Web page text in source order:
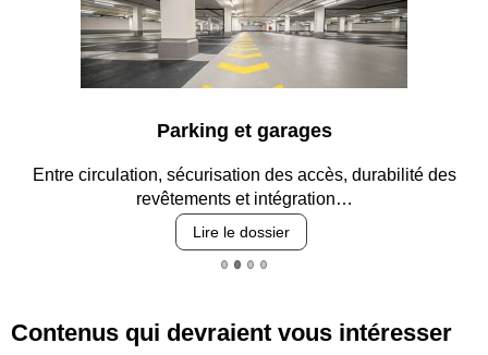
Parking et garages
Entre circulation, sécurisation des accès, durabilité des
revêtements et intégration…
Lire le dossier
Contenus qui devraient vous intéresser